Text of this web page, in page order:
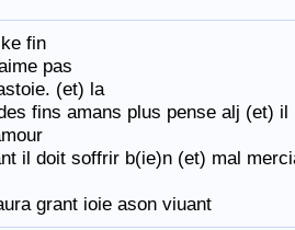
fin
pas
(et) la
fins amans plus pense alj (et) il
il doit soffrir b(ie)n (et) mal
grant ioie ason viuant